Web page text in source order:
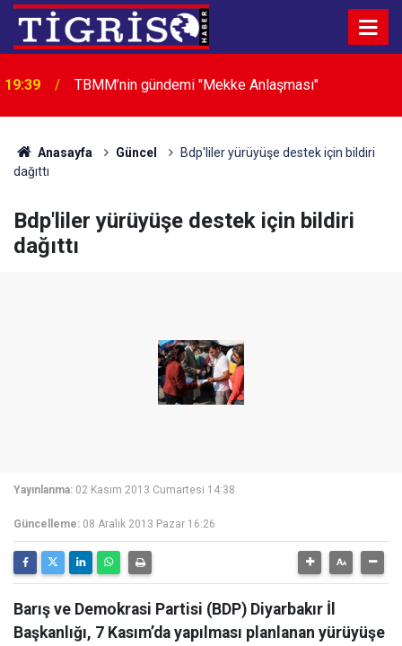
19:39 TBMM’nin gündemi "Mekke Anlaşması"
19:27 İçme suyu tünel hattında göçük: 1 ölü, 1 yaralı
Anasayfa Güncel
Bdp'liler yürüyüşe destek için bildiri
dağıttı
Bdp'liler yürüyüşe destek için bildiri
dağıttı
Yayınlanma: 02 Kasım 2013 Cumartesi 14:38
Güncelleme: 08 Aralık 2013 Pazar 16:26
Barış ve Demokrasi Partisi (BDP) Diyarbakır İl
Başkanlığı, 7 Kasım’da yapılması planlanan yürüyüşe